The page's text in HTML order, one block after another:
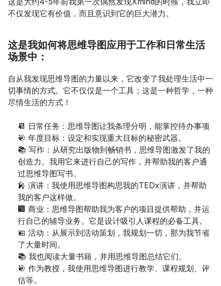
不仅发现它有价值，而且意识到它的巨大潜力。
这是我如何将思维导图应用于工作和日常生活
场景中：
自从我发现思维导图的力量以来，它改变了我处理生活中一
切事情的方式。它不仅仅是一个工具；这是一种哲学，一种
尽情生活的方式！
📆 日常任务：思维导图让我条理分明，能掌控待办事项
🎯 年度目标：设定和实现重大目标的秘密武器。
📚 写作：从研究出版物到畅销书，思维导图激发了我的
创造力。我用它来进行自己的写作，并帮助我的客户通
过思维导图写书。
🎤 演讲：我使用思维导图构思我的TEDx演讲，并帮助
我的客户这样做。
🏢 商业：思维导图帮助我为客户的项目提供帮助，并运
行自己的辅导业务。它是设计吸引人课程的必备工具。
📅 活动：从展示到活动策划，我规划一切，那为我节省
了大量时间。
📚 我也阅读大量书籍，并用思维导图总结它们。
🎯 作为教授，我使用思维导图进行教学、课程规划、评
估等。